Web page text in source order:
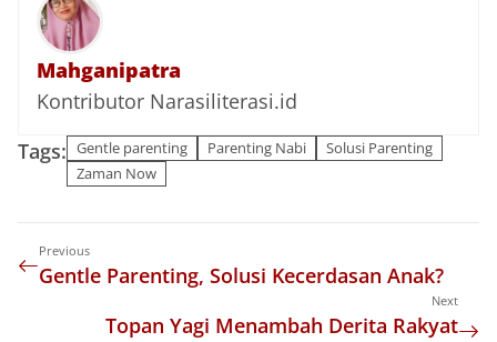
Mahganipatra
Kontributor Narasiliterasi.id
Tags: Gentle parenting Parenting Nabi
Solusi Parenting
Zaman Now
Previous
Gentle Parenting, Solusi Kecerdasan Anak?
Next
Topan Yagi Menambah Derita Rakyat